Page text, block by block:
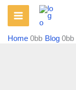
Skip
Home Blog